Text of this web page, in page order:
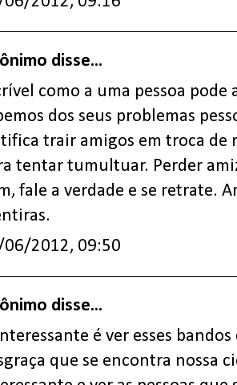
disse...
como a uma pessoa
dos seus problemas
trair amigos em troca de
tentar tumultuar. Perder
fale a verdade e se retrate.
2012, 09:50
disse...
é ver esses
que se encontra nossa